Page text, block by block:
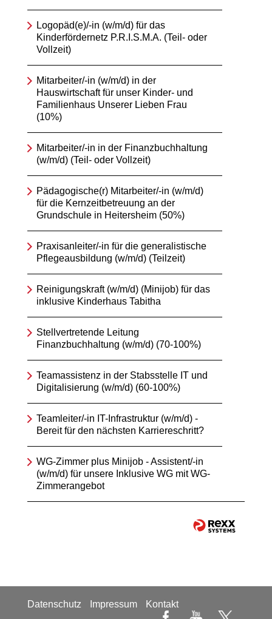
Logopäd(e)/-in (w/m/d) für das
Kinderfördernetz P.R.I.S.M.A. (Teil- oder
Vollzeit)
Mitarbeiter/-in (w/m/d) in der
Hauswirtschaft für unser Kinder- und
Familienhaus Unserer Lieben Frau
(10%)
Mitarbeiter/-in in der Finanzbuchhaltung
(w/m/d) (Teil- oder Vollzeit)
Pädagogische(r) Mitarbeiter/-in (w/m/d)
für die Kernzeitbetreuung an der
Grundschule in Heitersheim (50%)
Praxisanleiter/-in für die generalistische
Pflegeausbildung (w/m/d) (Teilzeit)
Reinigungskraft (w/m/d) (Minijob) für das
inklusive Kinderhaus Tabitha
Stellvertretende Leitung
Finanzbuchhaltung (w/m/d) (70-100%)
Teamassistenz in der Stabsstelle IT und
Digitalisierung (w/m/d) (60-100%)
Teamleiter/-in IT-Infrastruktur (w/m/d) -
Bereit für den nächsten Karriereschritt?
WG-Zimmer plus Minijob - Assistent/-in
(w/m/d) für unsere Inklusive WG mit WG-
Zimmerangebot
Datenschutz Impressum Kontakt